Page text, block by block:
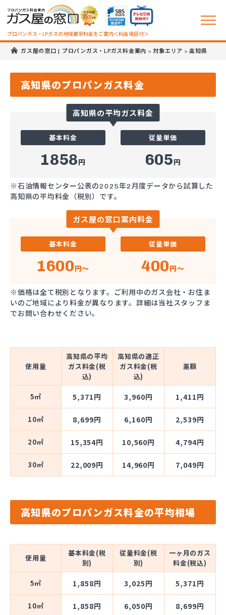
プロパンガス・LPガスの地域最安料金をご案内＜料金保証付＞
ガス屋の窓口 | プロパンガス・LPガス料金案内 > 対象エリア >高知県
高知県のプロパンガス料金
高知県の平均ガス料金
基本料金
1858円
従量単価
605円
※石油情報センター公表の2025年2月度データから試算した
高知県の平均料金（税別）です。
ガス屋の窓口案内料金
基本料金
1600円～
従量単価
400円～
※価格は全て税別となります。ご利用中のガス会社・お住ま
いのご地域により料金が異なります。詳細は当社スタッフま
でお問い合わせください。
使用量
高知県の平均
ガス料金(税
込)
高知県の適正
ガス料金(税
込)
差額
5㎥ 5,371円 3,960円 1,411円
10㎥ 8,699円 6,160円 2,539円
20㎥ 15,354円 10,560円 4,794円
30㎥ 22,009円 14,960円 7,049円
高知県のプロパンガス料金の平均相場
使用量
基本料金(税
別)
従量料金(税
別)
一ヶ月のガス
料金(税込)
5㎥ 1,858円 3,025円 5,371円
10㎥ 1,858円 6,050円 8,699円